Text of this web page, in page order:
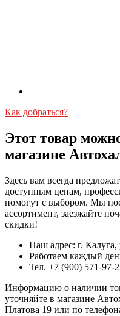
Как добраться?
Этот товар
магазине
Здесь вам всегда
доступным ценам,
помогут с выбором. Мы
ассортимент, заезжайте
скидки!
Наш адрес: г. Калуга,
Работаем каждый
Тел. +7 (900) 571-97-
Информацию о наличии
уточняйте в магазине
Платова 19 или по